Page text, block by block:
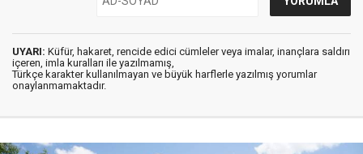
UYARI: Küfür, hakaret, rencide edici cümleler veya imalar, inançlara saldırı
içeren, imla kuralları ile yazılmamış,
Türkçe karakter kullanılmayan ve büyük harflerle yazılmış yorumlar
onaylanmamaktadır.